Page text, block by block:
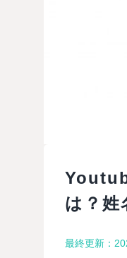
は？姓
最終更新：